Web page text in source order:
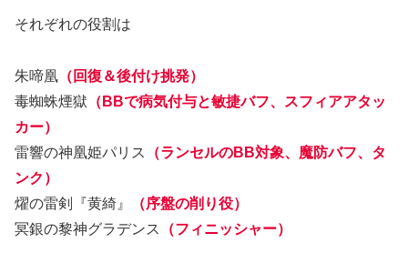
それぞれの役割は
朱啼凰 （回復＆後付け挑発）
毒蜘蛛煙獄 （BBで病気付与と敏捷バフ、スフィアアタッ
カー）
雷響の神凰姫パリス
（ランセルのBB対象、魔防バフ、タ
ンク）
燿の雷剣『黄綺』
（序盤の削り役）
冥銀の黎神グラデンス
（フィニッシャー）